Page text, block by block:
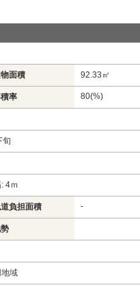
面積 92.33㎡
率 80(%)
旬
4ｍ
負担面積 -
域